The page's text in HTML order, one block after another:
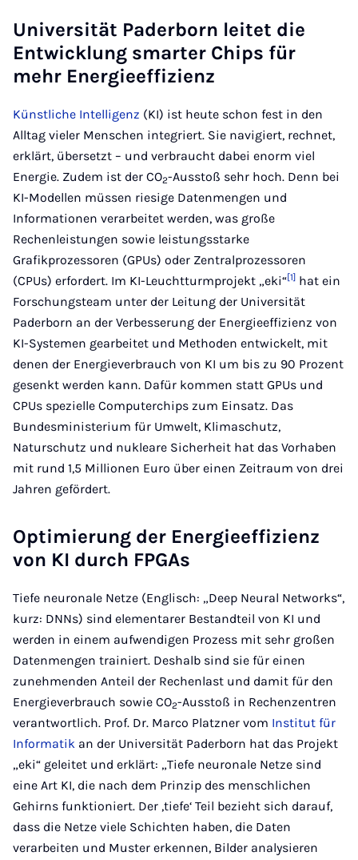
Universität Paderborn leitet die
Entwicklung smarter Chips für
mehr Energieeffizienz
Künstliche Intelligenz (KI) ist heute schon fest in den
Alltag vieler Menschen integriert. Sie navigiert, rechnet,
erklärt, übersetzt – und verbraucht dabei enorm viel
Energie. Zudem ist der CO2-Ausstoß sehr hoch. Denn bei
KI-Modellen müssen riesige Datenmengen und
Informationen verarbeitet werden, was große
Rechenleistungen sowie leistungsstarke
Grafikprozessoren (GPUs) oder Zentralprozessoren
(CPUs) erfordert. Im KI-Leuchtturmprojekt „eki“[1] hat ein
Forschungsteam unter der Leitung der Universität
Paderborn an der Verbesserung der Energieeffizienz von
KI-Systemen gearbeitet und Methoden entwickelt, mit
denen der Energieverbrauch von KI um bis zu 90 Prozent
gesenkt werden kann. Dafür kommen statt GPUs und
CPUs spezielle Computerchips zum Einsatz. Das
Bundesministerium für Umwelt, Klimaschutz,
Naturschutz und nukleare Sicherheit hat das Vorhaben
mit rund 1,5 Millionen Euro über einen Zeitraum von drei
Jahren gefördert.
Optimierung der Energieeffizienz
von KI durch FPGAs
Tiefe neuronale Netze (Englisch: „Deep Neural Networks“,
kurz: DNNs) sind elementarer Bestandteil von KI und
werden in einem aufwendigen Prozess mit sehr großen
Datenmengen trainiert. Deshalb sind sie für einen
zunehmenden Anteil der Rechenlast und damit für den
Energieverbrauch sowie CO2-Ausstoß in Rechenzentren
verantwortlich. Prof. Dr. Marco Platzner vom Institut für
Informatik an der Universität Paderborn hat das Projekt
„eki“ geleitet und erklärt: „Tiefe neuronale Netze sind
eine Art KI, die nach dem Prinzip des menschlichen
Gehirns funktioniert. Der ,tiefe‘ Teil bezieht sich darauf,
dass die Netze viele Schichten haben, die Daten
verarbeiten und Muster erkennen, Bilder analysieren